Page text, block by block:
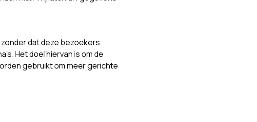
dat deze bezoekers
Het doel hiervan is om de
gebruikt om meer gerichte